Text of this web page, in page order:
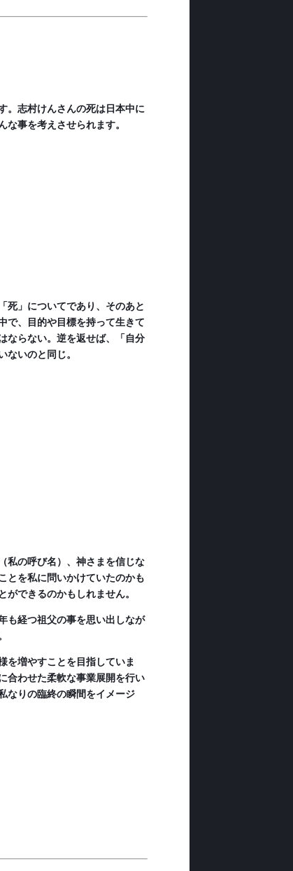
。志村けんさんの死は日本中に
事を考えさせられます。
死」についてであり、そのあと
で、目的や目標を持って生きて
ならない。逆を返せば、「自分
いのと同じ。
私の呼び名）、神さまを信じな
とを私に問いかけていたのかも
できるのかもしれません。
も経つ祖父の事を思い出しなが
を増やすことを目指していま
合わせた柔軟な事業展開を行い
なりの臨終の瞬間をイメージ